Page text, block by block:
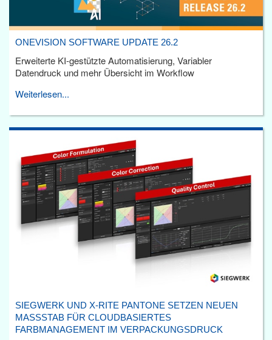
ONEVISION SOFTWARE UPDATE 26.2
Erweiterte KI-gestützte Automatisierung, Variabler
Datendruck und mehr Übersicht im Workflow
Weiterlesen...
SIEGWERK UND X-RITE PANTONE SETZEN NEUEN
MASSSTAB FÜR CLOUDBASIERTES F
ARBMANAGEMENT IM VERPACKUNGSDRUCK